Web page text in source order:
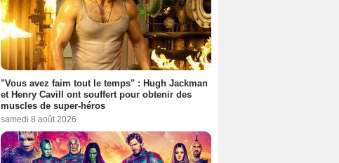
"Vous avez faim tout le temps" : Hugh Jackman
et Henry Cavill ont souffert pour obtenir des
muscles de super-héros
samedi 8 août 2026